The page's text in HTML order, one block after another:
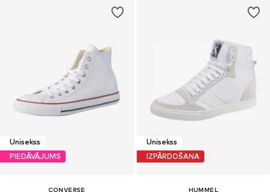
Unisekss
PIEDĀVĀJUMS
CONVERSE
Unisekss
IZPĀRDOŠANA
HUMMEL